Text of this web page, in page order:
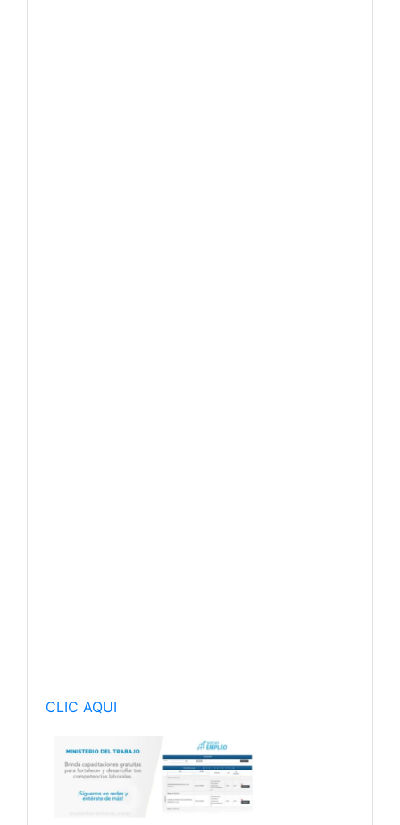
CLIC AQUI